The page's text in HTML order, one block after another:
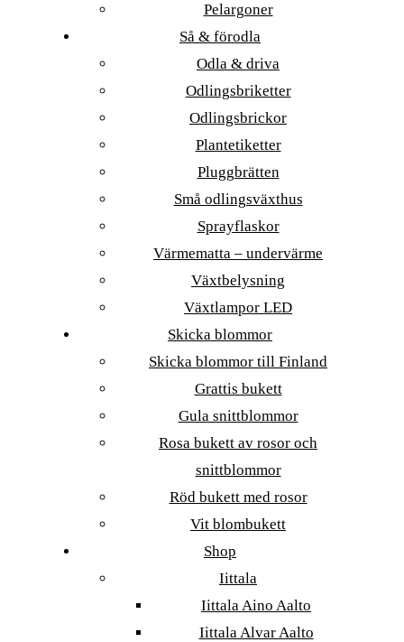
Pelargoner
Så & förodla
Odla & driva
Odlingsbriketter
Odlingsbrickor
Plantetiketter
Pluggbrätten
Små odlingsväxthus
Sprayflaskor
Värmematta – undervärme
Växtbelysning
Växtlampor LED
Skicka blommor
Skicka blommor till Finland
Grattis bukett
Gula snittblommor
Rosa bukett av rosor och
snittblommor
Röd bukett med rosor
Vit blombukett
Shop
Iittala
Iittala Aino Aalto
Iittala Alvar Aalto